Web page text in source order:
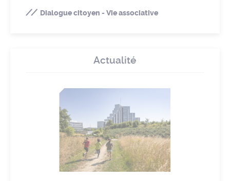
Dialogue citoyen - Vie associative
Actualité